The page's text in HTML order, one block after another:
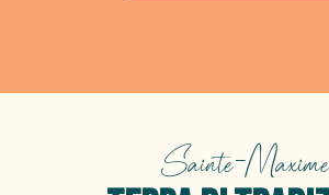
Sainte-Maxime